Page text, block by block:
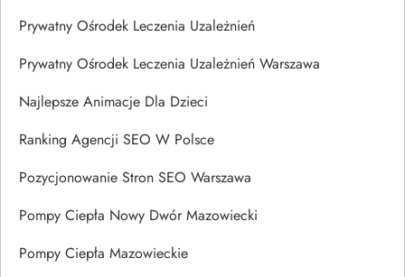
Prywatny Ośrodek Leczenia Uzależnień
Prywatny Ośrodek Leczenia Uzależnień Warszawa
Najlepsze Animacje Dla Dzieci
Ranking Agencji SEO W Polsce
Pozycjonowanie Stron SEO Warszawa
Pompy Ciepła Nowy Dwór Mazowiecki
Pompy Ciepła Mazowieckie